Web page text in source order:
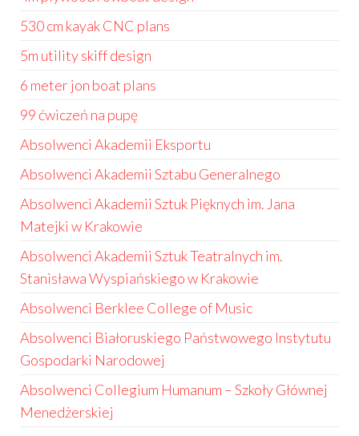
530 cm kayak CNC plans
5m utility skiff design
6 meter jon boat plans
99 ćwiczeń na pupę
Absolwenci Akademii Eksportu
Absolwenci Akademii Sztabu Generalnego
Absolwenci Akademii Sztuk Pięknych im. Jana
Matejki w Krakowie
Absolwenci Akademii Sztuk Teatralnych im.
Stanisława Wyspiańskiego w Krakowie
Absolwenci Berklee College of Music
Absolwenci Białoruskiego Państwowego Instytutu
Gospodarki Narodowej
Absolwenci Collegium Humanum – Szkoły Głównej
Menedżerskiej